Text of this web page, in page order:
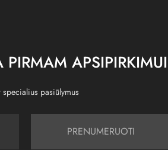
APSIPIRKIMUI
pasiūlymus
PRENUMERUOTI